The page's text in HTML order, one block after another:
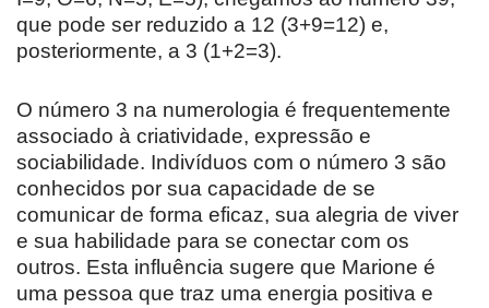
que pode ser reduzido a 12 (3+9=12) e,
posteriormente, a 3 (1+2=3).
O número 3 na numerologia é frequentemente
associado à criatividade, expressão e
sociabilidade. Indivíduos com o número 3 são
conhecidos por sua capacidade de se
comunicar de forma eficaz, sua alegria de viver
e sua habilidade para se conectar com os
outros. Esta influência sugere que Marione é
uma pessoa que traz uma energia positiva e